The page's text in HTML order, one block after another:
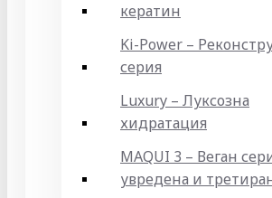
кератин
Ki-Power –
серия
Luxury – Луксозна
хидратация
MAQUI 3 – Веган
увредена и